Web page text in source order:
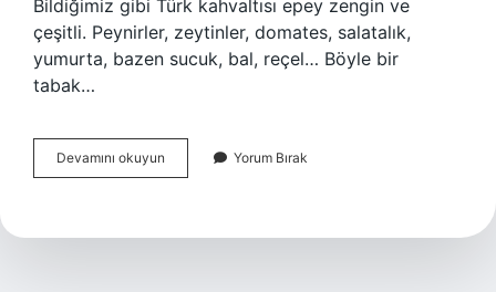
Bildiğimiz gibi Türk kahvaltısı epey zengin ve
çeşitli. Peynirler, zeytinler, domates, salatalık,
yumurta, bazen sucuk, bal, reçel… Böyle bir
tabak…
Devamını okuyun
kahvaltı
kalori
Yorum Bırak